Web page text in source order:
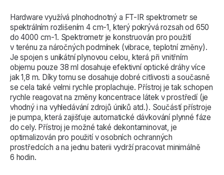
Hardware využívá plnohodnotný a FT-IR spektrometr se
spektrálním rozlišením 4 cm-1, který pokrývá rozsah od 650
do 4000 cm-1. Spektrometr je konstruován pro použití
v terénu za náročných podmínek (vibrace, teplotní změny).
Je spojen s unikátní plynovou celou, která při vnitřním
objemu pouze 38 ml dosahuje efektivní optické dráhy více
jak 1,8 m. Díky tomu se dosahuje dobré citlivosti a současně
se cela také velmi rychle proplachuje. Přístroj je tak schopen
rychle reagovat na změny koncentrace látek v prostředí (je
vhodný i na vyhledávání zdrojů úniků atd.). Součástí přístroje
je pumpa, která zajišťuje automatické dávkování plynné fáze
do cely. Přístroj je možné také dekontaminovat, je
optimalizován pro použití v osobních ochranných
prostředcích a na jednu baterii vydrží pracovat minimálně
6 hodin.